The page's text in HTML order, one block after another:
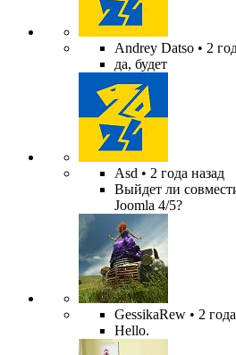
Andrey Datso • 2
да, будет
Asd • 2 года назад
Выйдет ли
Joomla 4/5?
GessikaRew • 2
Hello.